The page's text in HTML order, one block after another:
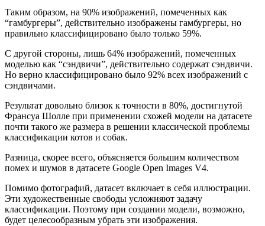
Таким образом, на 90% изображений, помеченных как
“гамбургеры”, действительно изображены гамбургеры, но
правильно классифицировано было только 59%.
С другой стороны, лишь 64% изображений, помеченных
моделью как “сэндвичи”, действительно содержат сэндвичи.
Но верно классифицировано было 92% всех изображений с
сэндвичами.
Результат довольно близок к точности в 80%, достигнутой
Франсуа Шолле при применении схожей модели на датасете
почти такого же размера в решении классической проблемы
классификации котов и собак.
Разница, скорее всего, объясняется большим количеством
помех и шумов в датасете Google Open Images V4.
Помимо фотографий, датасет включает в себя иллюстрации.
Эти художественные свободы усложняют задачу
классификации. Поэтому при создании модели, возможно,
будет целесообразным убрать эти изображения.